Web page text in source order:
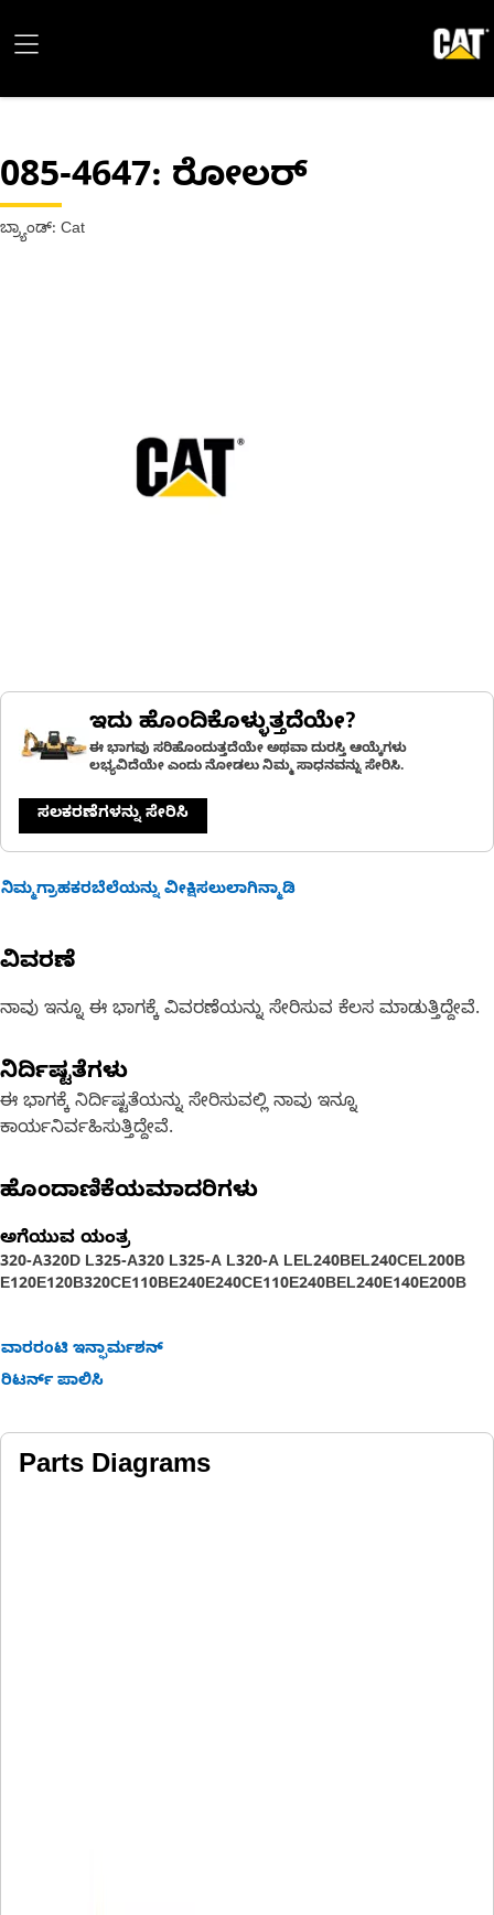
085-4647: ರೋಲರ್
ಬ್ರ್ಯಾಂಡ್: Cat
ಇದು ಹೊಂದಿಕೊಳ್ಳುತ್ತದೆಯೇ?
ಈ ಭಾಗವು ಸರಿಹೊಂದುತ್ತದೆಯೇ ಅಥವಾ ದುರಸ್ತಿ ಆಯ್ಕೆಗಳು
ಲಭ್ಯವಿದೆಯೇ ಎಂದು ನೋಡಲು ನಿಮ್ಮ ಸಾಧನವನ್ನು ಸೇರಿಸಿ.
ಸಲಕರಣೆಗಳನ್ನು ಸೇರಿಸಿ
ನಿಮ್ಮಗ್ರಾಹಕರಬೆಲೆಯನ್ನು ವೀಕ್ಷಿಸಲುಲಾಗಿನ್ಮಾಡಿ
ವಿವರಣೆ
ನಾವು ಇನ್ನೂ ಈ ಭಾಗಕ್ಕೆ ವಿವರಣೆಯನ್ನು ಸೇರಿಸುವ ಕೆಲಸ ಮಾಡುತ್ತಿದ್ದೇವೆ.
ನಿರ್ದಿಷ್ಟತೆಗಳು
ಈ ಭಾಗಕ್ಕೆ ನಿರ್ದಿಷ್ಟತೆಯನ್ನು ಸೇರಿಸುವಲ್ಲಿ ನಾವು ಇನ್ನೂ
ಕಾರ್ಯನಿರ್ವಹಿಸುತ್ತಿದ್ದೇವೆ.
ಹೊಂದಾಣಿಕೆಯಮಾದರಿಗಳು
ಅಗೆಯುವ ಯಂತ್ರ
320-A320D L325-A320 L325-A L320-A LEL240BEL240CEL200B
E120E120B320CE110BE240E240CE110E240BEL240E140E200B
ವಾರರಂಟಿ ಇನ್ಫಾರ್ಮಶನ್
ರಿಟರ್ನ್ ಪಾಲಿಸಿ
Parts Diagrams